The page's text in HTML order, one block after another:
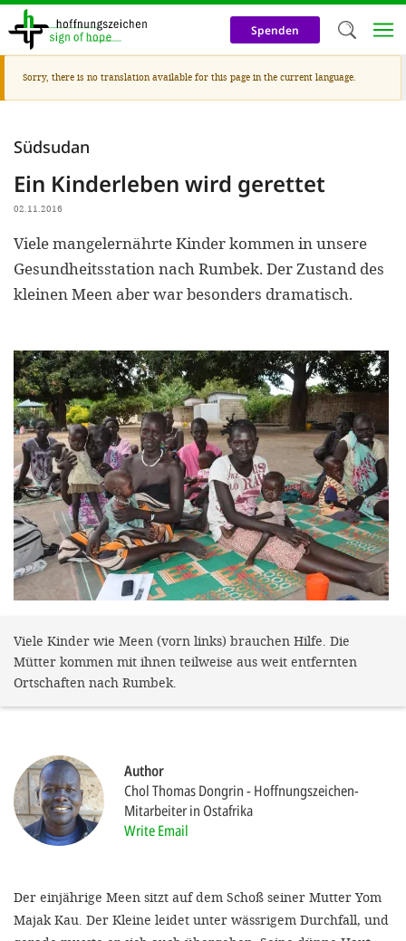
Skip
content
Spenden
Warning
message
Sorry, there is no translation available for this page in the current language.
Südsudan
Ein Kinderleben wird gerettet
02.11.2016
Viele mangelernährte Kinder kommen in unsere
Gesundheitsstation nach Rumbek. Der Zustand des
kleinen Meen aber war besonders dramatisch.
Viele Kinder wie Meen (vorn links) brauchen Hilfe. Die
Mütter kommen mit ihnen teilweise aus weit entfernten
Ortschaften nach Rumbek.
Author
Chol Thomas Dongrin Hoffnungszeichen-
Mitarbeiter in Ostafrika
Write Email
Der einjährige Meen sitzt auf dem Schoß seiner Mutter Yom
Majak Kau. Der Kleine leidet unter wässrigem Durchfall, und
cookies,
cookies
and
us to
efficient,
the best
gain new
for our
accept
cookies
can
in the
DECLINE